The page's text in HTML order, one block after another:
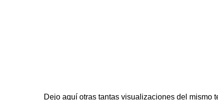
Dejo aquí otras tantas visualizaciones del mismo